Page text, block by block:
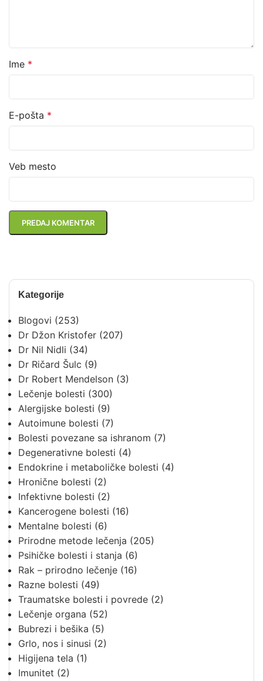
Kategorije
Blogovi (253)
Dr Džon Kristofer (207)
Dr Nil Nidli (34)
Dr Ričard Šulc (9)
Dr Robert Mendelson (3)
Lečenje bolesti (300)
Alergijske bolesti (9)
Autoimune bolesti (7)
Bolesti povezane sa ishranom (7)
Degenerativne bolesti (4)
Endokrine i metaboličke bolesti (4)
Hronične bolesti (2)
Infektivne bolesti (2)
Kancerogene bolesti (16)
Mentalne bolesti (6)
Prirodne metode lečenja (205)
Psihičke bolesti i stanja (6)
Rak – prirodno lečenje (16)
Razne bolesti (49)
Traumatske bolesti i povrede (2)
Lečenje organa (52)
Bubrezi i bešika (5)
Grlo, nos i sinusi (2)
Higijena tela (1)
Imunitet (2)
Ime *
E-pošta *
Veb mesto